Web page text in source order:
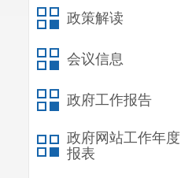
政策解读
会议信息
政府工作报告
政府网站工作年度
报表